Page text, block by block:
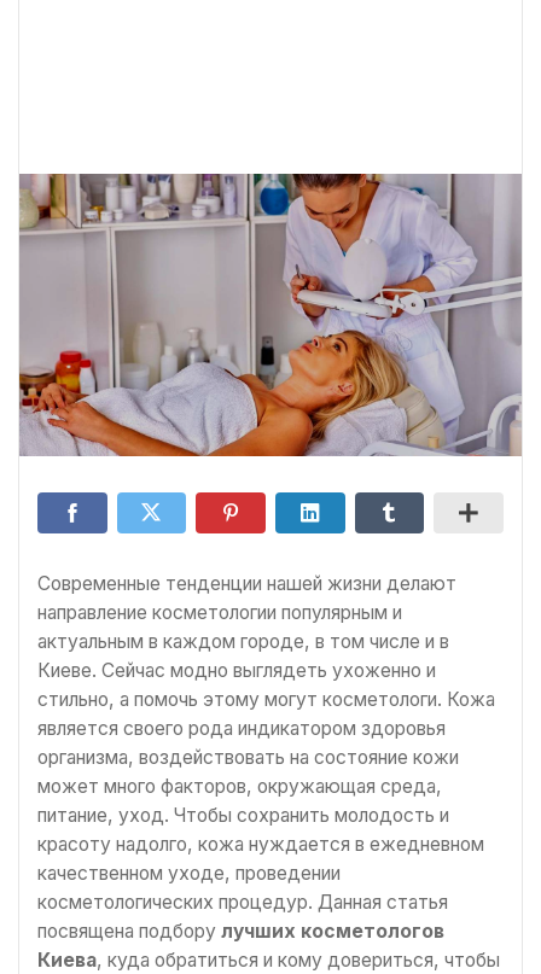
Современные тенденции нашей жизни делают
направление косметологии популярным и
актуальным в каждом городе, в том числе и в
Киеве. Сейчас модно выглядеть ухоженно и
стильно, а помочь этому могут косметологи. Кожа
является своего рода индикатором здоровья
организма, воздействовать на состояние кожи
может много факторов, окружающая среда,
питание, уход. Чтобы сохранить молодость и
красоту надолго, кожа нуждается в ежедневном
качественном уходе, проведении
косметологических процедур. Данная статья
посвящена подбору лучших косметологов
Киева, куда обратиться и кому довериться, чтобы